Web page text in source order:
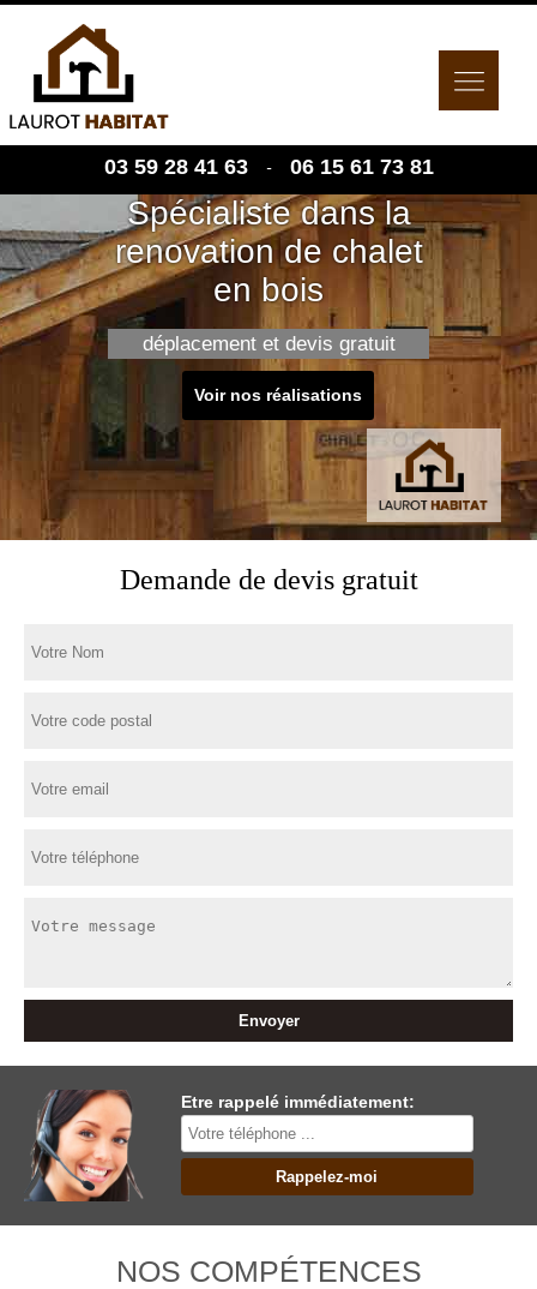
03 59 28 41 63 - 06 15 61 73 81
Spécialiste dans la
renovation de chalet
en bois
déplacement et devis gratuit
Voir nos réalisations
Demande de devis gratuit
Etre rappelé immédiatement:
NOS COMPÉTENCES